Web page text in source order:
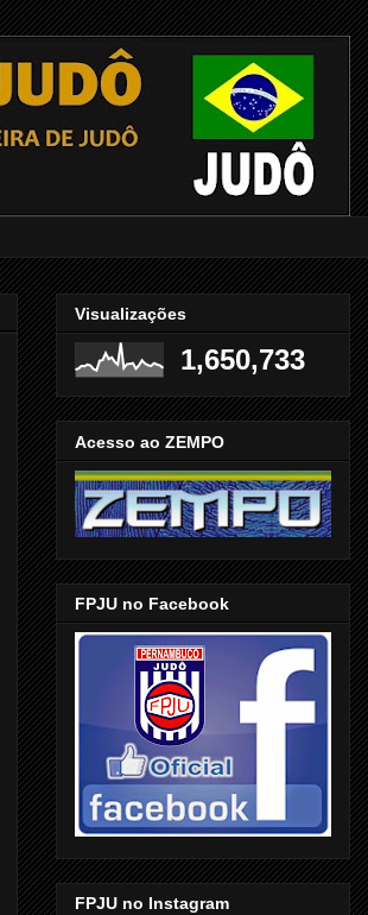
Visualizações
1,650,733
Acesso ao ZEMPO
FPJU no Facebook
FPJU no Instagram